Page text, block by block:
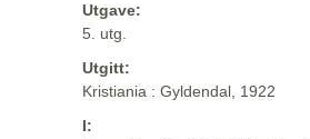
Utgave:
5. utg.
Utgitt:
Kristiania : Gyldendal, 1922
I: